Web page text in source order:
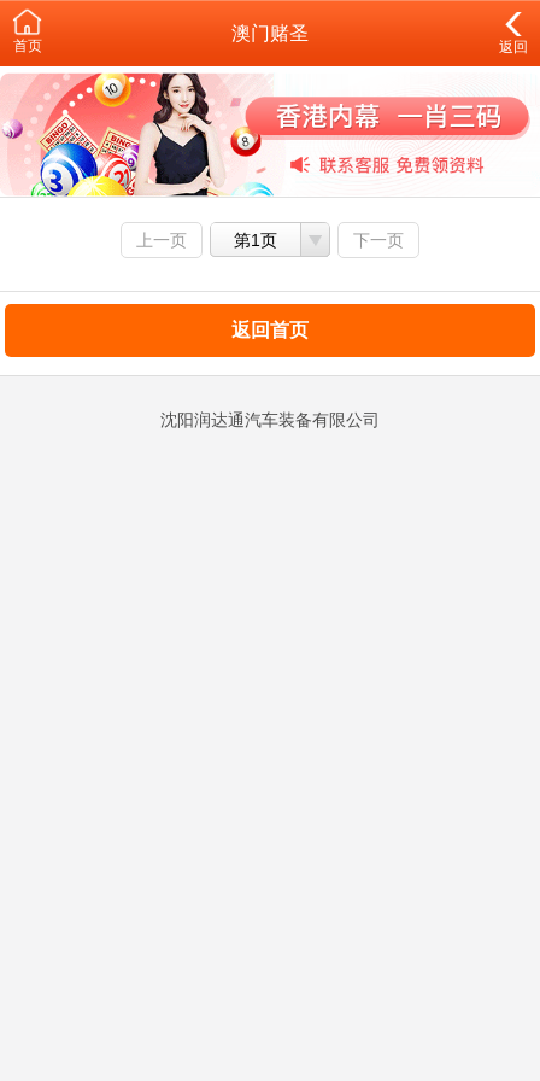
首页
澳门赌圣
返回
上一页 第1页 下一页
返回首页
沈阳润达通汽车装备有限公司